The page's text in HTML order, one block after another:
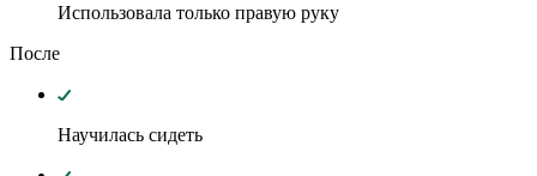
Использовала только правую руку
После
Научилась сидеть